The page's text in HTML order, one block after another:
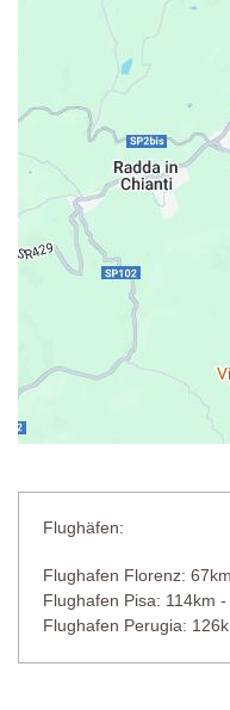
Poolhaus: Waschbecken,
Badezimmer:
Reinigung: Salz
Entfernung von der
Flughäfen:
Flughafen Florenz:
Flughafen Pisa: 114km
Flughafen Perugia: